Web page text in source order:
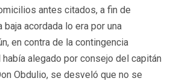
antes citados, a fin de
baja acordada lo era por una
en contra de la contingencia
alegado por consejo del capitán
Obdulio, se desveló que no se